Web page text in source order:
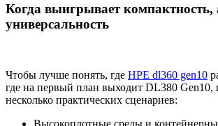
Когда выигрывает компактность,
универсальность
Чтобы лучше понять, где HPE dl360 gen10
где на первый план выходит DL380 Gen10,
несколько практических сценариев:
Высокоплотные среды и